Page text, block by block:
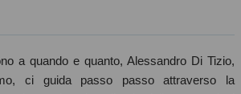
a quando e quanto, Alessandro Di Tizio,
ci guida passo passo attraverso la